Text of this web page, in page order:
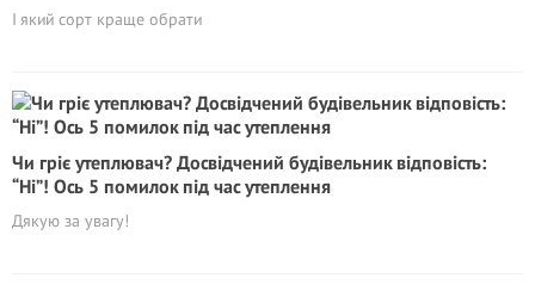
І який сорт краще обрати
Чи гріє утеплювач? Досвідчений будівельник відповість:
“Ні”! Ось 5 помилок під час утеплення
Дякую за увагу!